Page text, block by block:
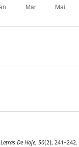
Letras De Hoje, 50(2), 241–242.